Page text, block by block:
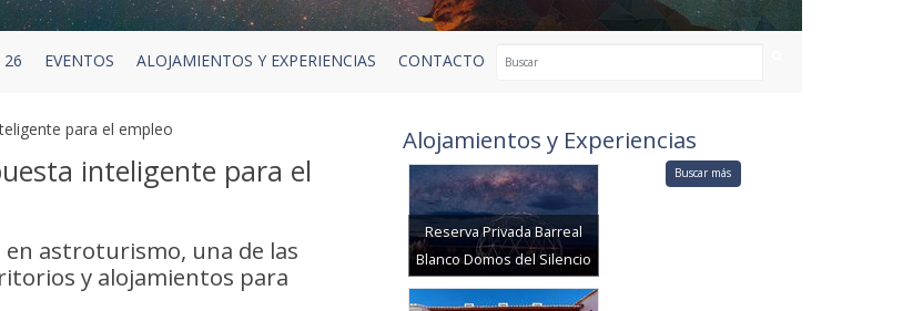
26 EVENTOS ALOJAMIENTOS Y EXPERIENCIAS CONTACTO
para el empleo
inteligente para el
astroturismo, una de las
y alojamientos para
Alojamientos y Experiencias
Reserva Privada Barreal
Blanco Domos del Silencio
Buscar más